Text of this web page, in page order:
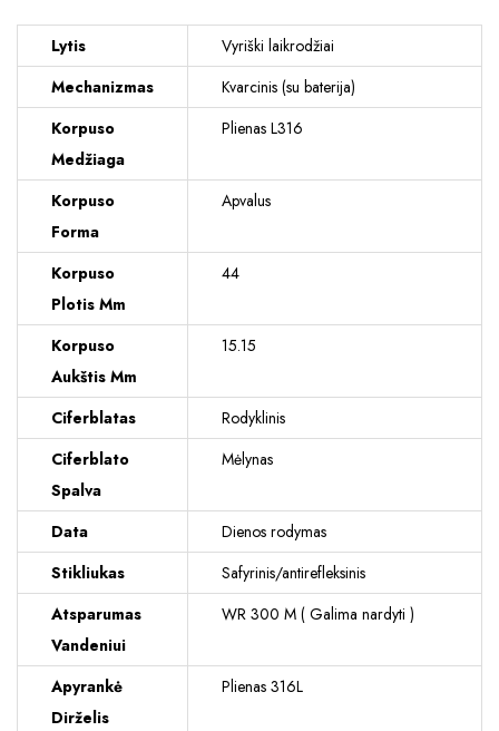
Lytis
Vyriški laikrodžiai
Mechanizmas
Kvarcinis (su baterija)
Korpuso
Medžiaga
Plienas L316
Korpuso
Forma
Apvalus
Korpuso
Plotis Mm
44
Korpuso
Aukštis Mm
15.15
Ciferblatas
Rodyklinis
Ciferblato
Spalva
Mėlynas
Data
Dienos rodymas
Stikliukas
Safyrinis/antirefleksinis
Atsparumas
Vandeniui
WR 300 M ( Galima nardyti )
Apyrankė
Dirželis
Plienas 316L